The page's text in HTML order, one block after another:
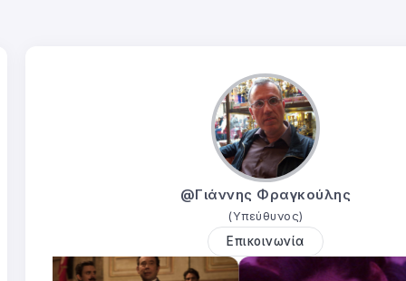
@Γιάννης Φραγκούλης
(Υπεύθυνος)
Επικοινωνία